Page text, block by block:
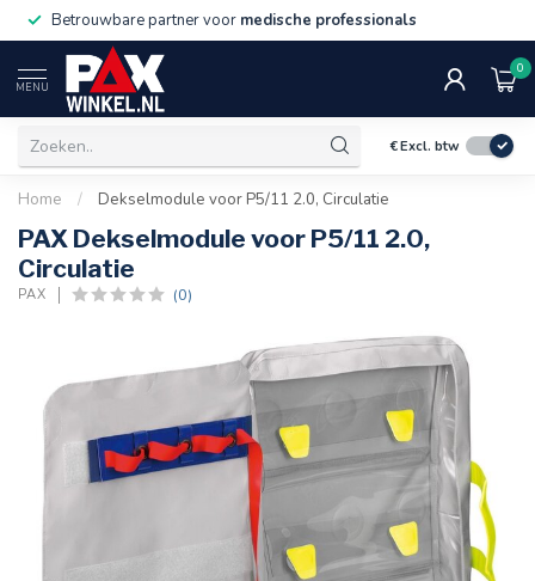
Betrouwbare partner voor medische professionals
MENU
0
€Excl. btw
Home / Dekselmodule voor P5/11 2.0, Circulatie
PAX Dekselmodule voor P5/11 2.0,
Circulatie
PAX (0)